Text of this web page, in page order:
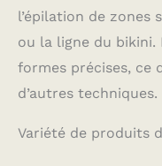
l’épilation de zones
ou la ligne du
formes précises, ce
d’autres techniques.
Variété de produits